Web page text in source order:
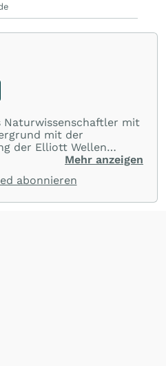
Naturwissenschaftler mit
mit der
der Elliott Wellen
Verfahren zur
Hobbytätigkeit den
Mehr anzeigen
abonnieren